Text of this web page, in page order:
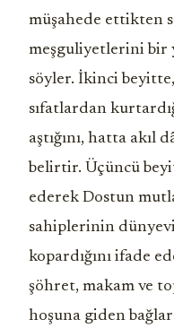
müşahede ettikten
meşguliyetlerini bir
söyler. İkinci
sıfatlardan
aştığını, hatta
belirtir. Üçüncü
ederek Dostun
sahiplerinin dünyevi
kopardığını ifade
şöhret, makam ve
hoşuna giden